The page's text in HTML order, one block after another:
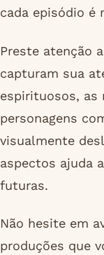
cada episódio é
Preste atenção
capturam sua
espirituosos, as
personagens
visualmente
aspectos ajuda
futuras.
Não hesite em
produções que